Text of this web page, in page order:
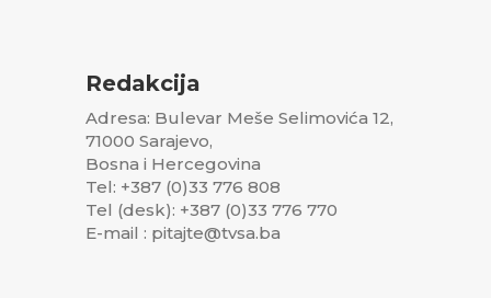
Redakcija
Adresa: Bulevar Meše Selimovića 12,
71000 Sarajevo,
Bosna i Hercegovina
Tel: +387 (0)33 776 808
Tel (desk): +387 (0)33 776 770
E-mail : pitajte@tvsa.ba